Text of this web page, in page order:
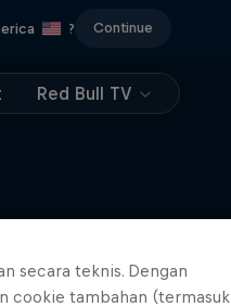
? Continue
Red Bull TV
ini
secara teknis. Dengan
cookie tambahan (termasuk